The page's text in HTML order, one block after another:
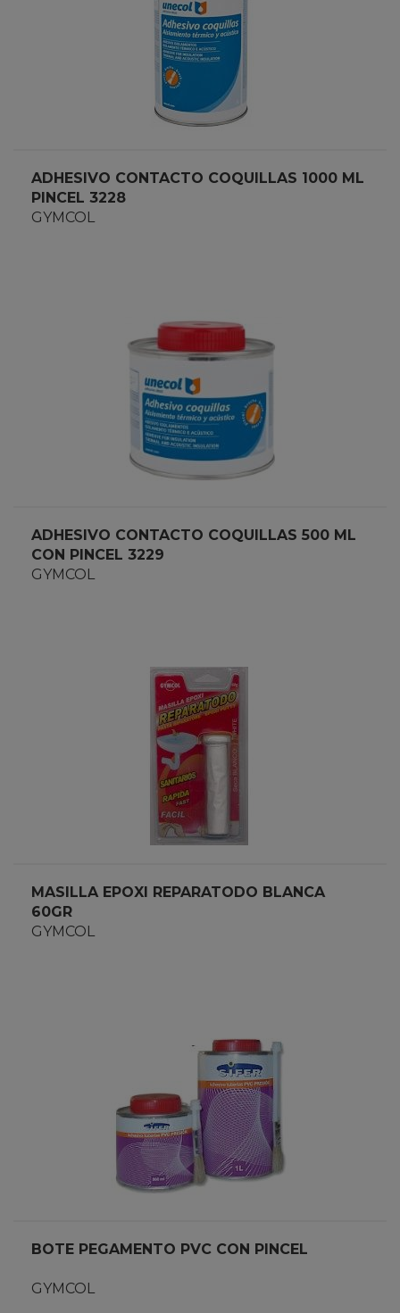
ADHESIVO CONTACTO COQUILLAS 1000 ML
PINCEL 3228
GYMCOL
ADHESIVO CONTACTO COQUILLAS 500 ML
CON PINCEL 3229
GYMCOL
MASILLA EPOXI REPARATODO BLANCA
60GR
GYMCOL
BOTE PEGAMENTO PVC CON PINCEL
GYMCOL